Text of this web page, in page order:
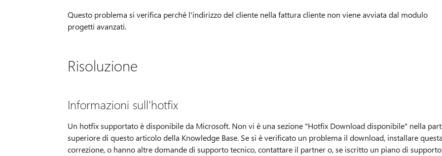
Questo problema si verifica perché l'indirizzo del cliente nella fattura cliente non viene avviata dal modulo
progetti avanzati.
Risoluzione
Informazioni sull'hotfix
Un hotfix supportato è disponibile da Microsoft. Non vi è una sezione "Hotfix Download disponibile" nella
superiore di questo articolo della Knowledge Base. Se si è verificato un problema il download, installare
correzione, o hanno altre domande di supporto tecnico, contattare il partner o, se iscritto un piano di supporto